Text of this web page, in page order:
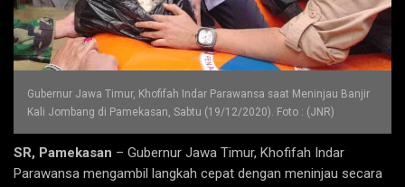
Gubernur Jawa Timur, Khofifah Indar Parawansa saat Meninjau Banjir
Kali Jombang di Pamekasan, Sabtu (19/12/2020). Foto : (JNR)
SR, Pamekasan – Gubernur Jawa Timur, Khofifah Indar
Parawansa mengambil langkah cepat dengan meninjau secara